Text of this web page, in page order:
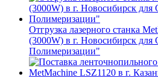
Отгрузка лазерного станка
(3000W) в г. Новосибирск
Полимеризации"